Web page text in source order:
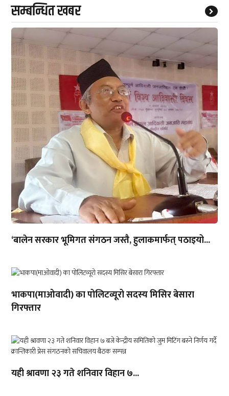
सम्बन्धित खबर
‘बालेन सरकार भूमिगत संगठन जस्तै, हुलाकमार्फत् पठाइयो...
भाकपा(माओवादी) का पोलिटव्यूरो सदस्य मिसिर बेसारा
गिरफ्तार
यही श्रावणा २३ गते शनिवार विहान ७...